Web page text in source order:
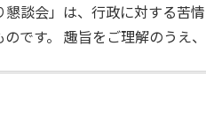
懇談会」は、行政に対する
です。 趣旨をご理解のうえ